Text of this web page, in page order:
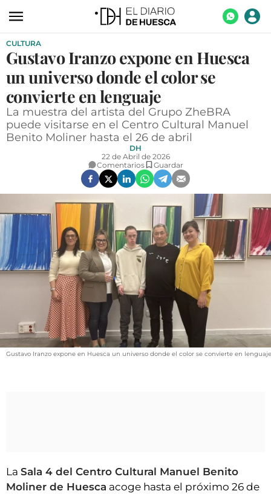
ACTUALIDAD
ECONOMÍA
TECNOLOGÍA
TURISMO
AGROALIMENTACIÓN
SOCIEDAD
OPINIÓN
GALERÍAS
VÍDEOS
CONTACTAR
FIESTAS EN EL ALTO ARAGÓN
FIESTAS DE SAN LORENZO
CLUB DEL AMIGO MILITANTE
CULTURA
Gustavo Iranzo expone en Huesca
un universo donde el color se
convierte en lenguaje
La muestra del artista del Grupo ZheBRA
puede visitarse en el Centro Cultural Manuel
Benito Moliner hasta el 26 de abril
DH
22 de Abril de 2026
Comentarios
Guardar
Gustavo Iranzo expone en Huesca un universo donde el color se convierte en lenguaje
La Sala 4 del Centro Cultural Manuel Benito
Moliner de Huesca acoge hasta el próximo 26 de